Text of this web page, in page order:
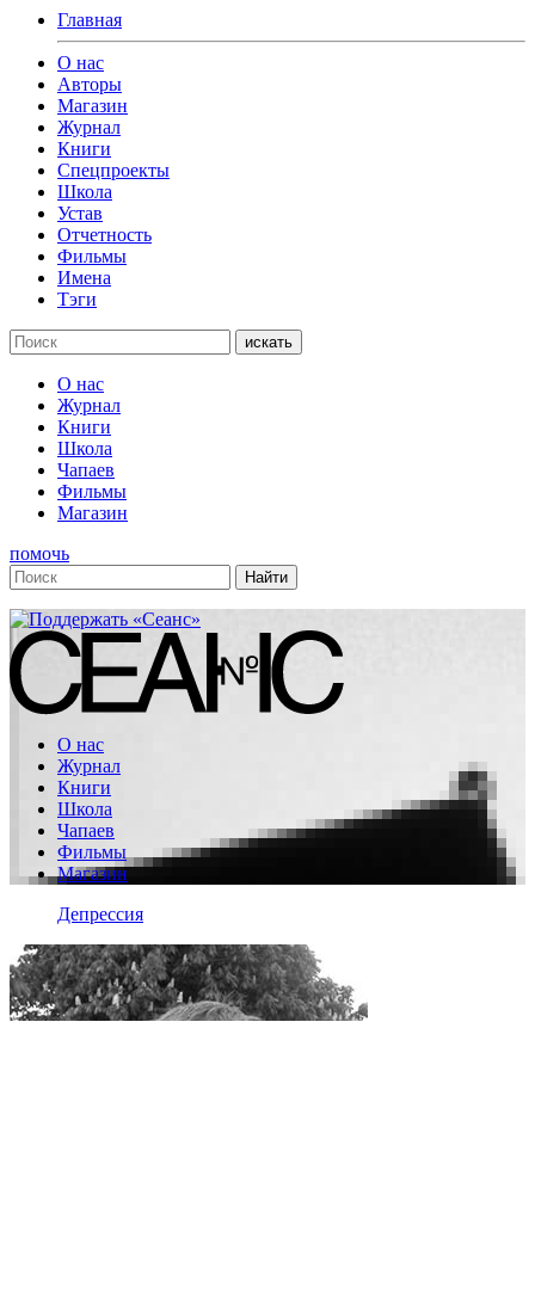
Главная
О нас
Авторы
Магазин
Журнал
Книги
Спецпроекты
Школа
Устав
Отчетность
Фильмы
Имена
Тэги
искать
О нас
Журнал
Книги
Школа
Чапаев
Фильмы
Магазин
помочь
О нас
Журнал
Книги
Школа
Чапаев
Фильмы
Магазин
Депрессия